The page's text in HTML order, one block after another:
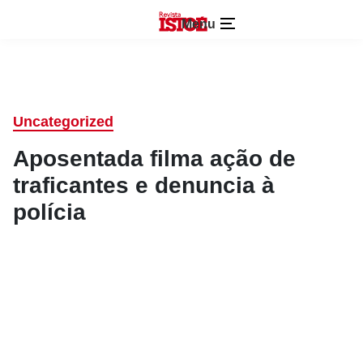
Menu
Uncategorized
Aposentada filma ação de
traficantes e denuncia à
polícia